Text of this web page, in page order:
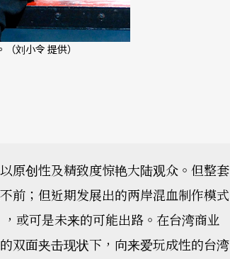
刘小令 提供）
原创性及精致度惊艳大陆观众。但整套
前；但近期发展出的两岸混血制作模式
或可是未来的可能出路。在台湾商业
双面夹击现状下，向来爱玩成性的台湾